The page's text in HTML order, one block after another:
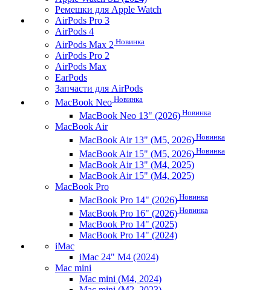
Ремешки для Apple Watch
AirPods Pro 3
AirPods 4
AirPods Max 2 Новинка
AirPods Pro 2
AirPods Max
EarPods
Запчасти для AirPods
MacBook Neo Новинка
MacBook Neo 13" (2026) Новинка
MacBook Air
MacBook Air 13" (M5, 2026) Новинка
MacBook Air 15" (M5, 2026) Новинка
MacBook Air 13" (M4, 2025)
MacBook Air 15" (M4, 2025)
MacBook Pro
MacBook Pro 14" (2026) Новинка
MacBook Pro 16" (2026) Новинка
MacBook Pro 14" (2025)
MacBook Pro 14" (2024)
iMac
iMac 24" M4 (2024)
Mac mini
Mac mini (M4, 2024)